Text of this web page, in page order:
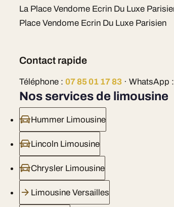
La Place Vendome Ecrin Du Luxe
Place Vendome Ecrin Du Luxe Parisien
Contact rapide
Téléphone :07 85 01 17 83 · WhatsApp :
Nos services de limousine
Hummer Limousine
Lincoln Limousine
Chrysler Limousine
Limousine Versailles